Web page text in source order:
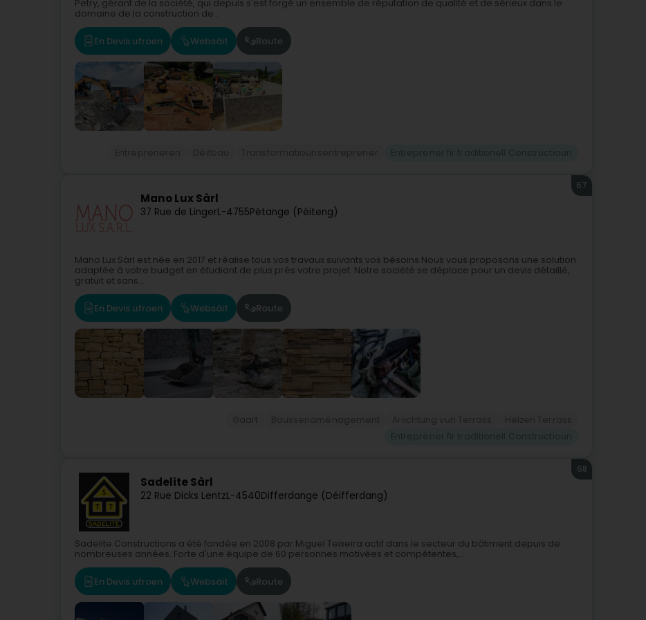
Petry, gérant de la société, qui depuis s'est forgé un ensemble de réputation de qualité et de sérieux dans le
domaine de la construction de...
En Devis ufroen Websäit Route
Mano Lux Sàrl
37 Rue de LingerL-4755Pétange (Péiteng)
67
Mano Lux Sàrl est née en 2017 et réalise tous vos travaux suivants vos bésoins.Nous vous proposons une solution
adaptée à votre budget en étudiant de plus près votre projet. Notre société se déplace pour un devis détaillé,
gratuit et sans...
En Devis ufroen Websäit Route
Sadelite Sàrl
22 Rue Dicks LentzL-4540Differdange (Déifferdang)
68
Sadelite Constructions a été fondée en 2008 par Miguel Teixeira actif dans le secteur du bâtiment depuis de
nombreuses années. Forte d'une équipe de 60 personnes motivées et compétentes,...
En Devis ufroen Websäit Route